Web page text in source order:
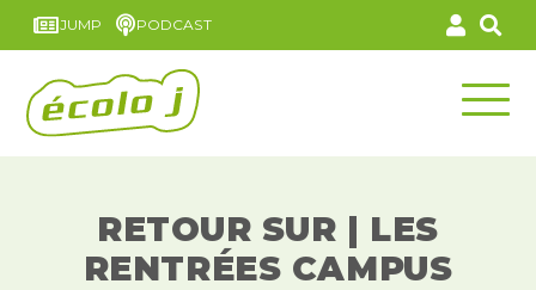
JUMP PODCAST
RETOUR SUR | LES
RENTRÉES CAMPUS